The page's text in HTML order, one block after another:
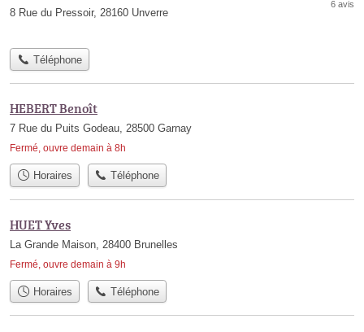
8 Rue du Pressoir, 28160 Unverre
6 avis
Téléphone
HEBERT Benoît
7 Rue du Puits Godeau, 28500 Garnay
Fermé, ouvre demain à 8h
Horaires Téléphone
HUET Yves
La Grande Maison, 28400 Brunelles
Fermé, ouvre demain à 9h
Horaires Téléphone